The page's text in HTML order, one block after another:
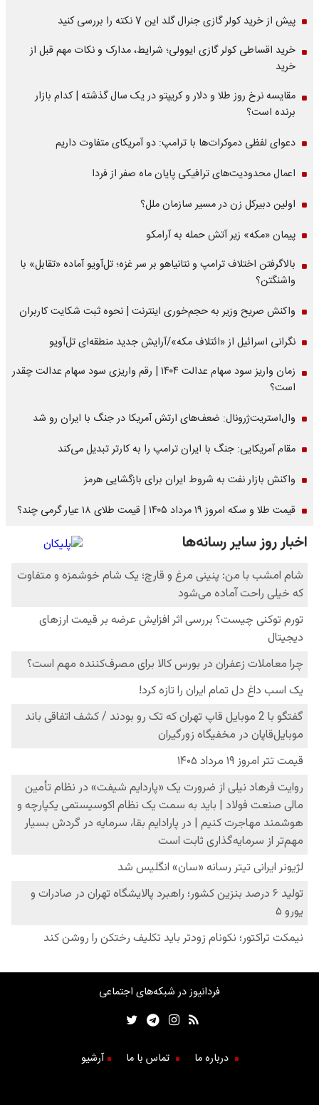
پیش از خرید کولر گازی جنرال گلد این 7 نکته را بررسی کنید
خرید اقساطی کولر گازی ایوولی؛ شرایط، مدارک و نکات مهم قبل از
خرید
مقایسه نرخ روز طلا و دلار و کریپتو در یک سال گذشته | کدام بازار
برنده است؟
دعوای لفظی دموکرات‌ها با ترامپ: دو آمریکای متفاوت داریم
اعمال محدودیت‌های ترافیکی پایان ماه صفر از فردا
اولین دبیرکل زن در مسیر سازمان‌ ملل؟
پیمان «مکه» زیر آتش حمله به آرامکو
بالاگرفتن اختلاف ترامپ و نتانیاهو بر سر غزه؛ تل‌آویو آماده «تقابل» با
واشنگتن؟
واکنش صریح وزیر به حجم‌خوری اینترنت | نحوه ثبت شکایت کاربران
نگرانی اسرائیل از «ائتلاف مکه»/آرایش جدید منطقه‌ای تل‌آویو
زمان واریز سود سهام عدالت ۱۴۰۴ | رقم واریزی سود سهام عدالت چقدر
است؟
وال‌استریت‌ژرونال: ضعف‌های ارتش آمریکا در جنگ با ایران رو شد
مقام آمریکایی: جنگ با ایران ترامپ را به کارتر تبدیل می‌کند
واکنش بازار نفت به شروط ایران برای بازگشایی هرمز
قیمت طلا و سکه امروز ۱۹ مرداد ۱۴۰۵ | قیمت طلای ۱۸ عیار گرمی چند؟
فردانیوز در شبکه‌های اجتماعی
درباره ما تماس با ما آرشیو